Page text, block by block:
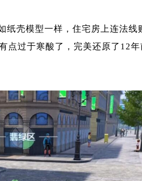
纸壳模型一样，住宅房上连法线
点过于寒酸了，完美还原了12